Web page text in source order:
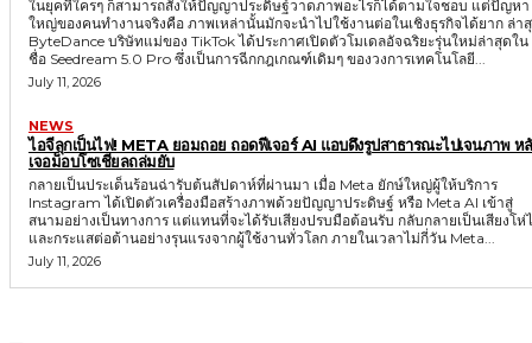
ในยุคที่ใครๆ ก็สามารถสั่งให้ปัญญาประดิษฐ์วาดภาพอะไรก็ได้ตามใจชอบ แต่ปัญหา
ใหญ่ของคนทำงานจริงคือ ภาพเหล่านั้นมักจะนำไปใช้งานต่อในเชิงธุรกิจได้ยาก ล่า
ByteDance บริษัทแม่ของ TikTok ได้ประกาศเปิดตัวโมเดลอัจฉริยะรุ่นใหม่ล่าสุดใน
ชื่อ Seedream 5.0 Pro ซึ่งเป็นการฉีกกฎเกณฑ์เดิมๆ ของวงการเทคโนโลยี...
July 11, 2026
NEWS
ไอจีลุกเป็นไฟ! META ยอมถอย ถอดฟีเจอร์ AI แอบดึงรูปสาธารณะไปเจนภาพ ห
เจอม็อบโซเชียลถล่มยับ
กลายเป็นประเด็นร้อนฉ่ารับต้นสัปดาห์ที่ผ่านมา เมื่อ Meta ยักษ์ใหญ่ผู้ให้บริการ
Instagram ได้เปิดตัวเครื่องมือสร้างภาพด้วยปัญญาประดิษฐ์ หรือ Meta AI เข้าสู่
สนามอย่างเป็นทางการ แต่แทนที่จะได้รับเสียงปรบมือต้อนรับ กลับกลายเป็นเสียงโห่
และกระแสต่อต้านอย่างรุนแรงจากผู้ใช้งานทั่วโลก ภายในเวลาไม่กี่วัน Meta...
July 11, 2026